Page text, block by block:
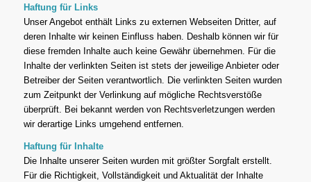
Haftung für Links
Unser Angebot enthält Links zu externen Webseiten Dritter, auf
deren Inhalte wir keinen Einfluss haben. Deshalb können wir für
diese fremden Inhalte auch keine Gewähr übernehmen. Für die
Inhalte der verlinkten Seiten ist stets der jeweilige Anbieter oder
Betreiber der Seiten verantwortlich. Die verlinkten Seiten wurden
zum Zeitpunkt der Verlinkung auf mögliche Rechtsverstöße
überprüft. Bei bekannt werden von Rechtsverletzungen werden
wir derartige Links umgehend entfernen.
Haftung für Inhalte
Die Inhalte unserer Seiten wurden mit größter Sorgfalt erstellt.
Für die Richtigkeit, Vollständigkeit und Aktualität der Inhalte